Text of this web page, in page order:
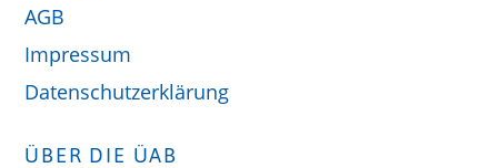
AGB
Impressum
Datenschutzerklärung
ÜBER DIE ÜAB